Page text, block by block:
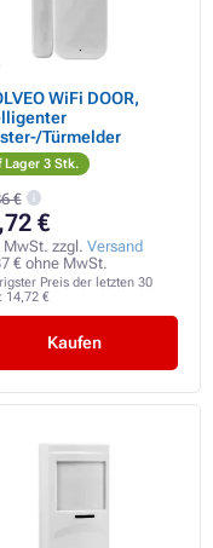
WiFi DOOR,
Türmelder
Lager 3 Stk.
€
€
MwSt. zzgl. Versand
€ ohne MwSt.
Preis der letzten 30
14,72 €
Kaufen